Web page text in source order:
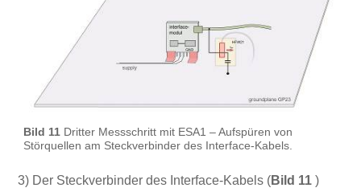
Bild 11Dritter Messschritt mit ESA1 – Aufspüren von
Störquellen am Steckverbinder des Interface-Kabels.
3) Der Steckverbinder des Interface-Kabels (Bild 11)